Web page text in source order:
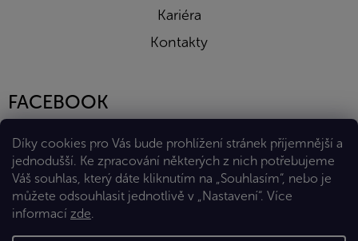
Díky cookies pro Vás bude prohlížení stránek příjemnější a
jednodušší. Ke zpracování některých z nich potřebujeme
Váš souhlas, který dáte kliknutím na „Souhlasím“, nebo je
můžete odsouhlasit jednotlivě v „Nastavení“. Více
informací zde.
Kariéra
Kontakty
FACEBOOK